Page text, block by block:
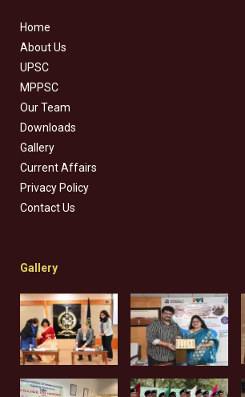
Home
About Us
UPSC
MPPSC
Our Team
Downloads
Gallery
Current Affairs
Privacy Policy
Contact Us
Gallery